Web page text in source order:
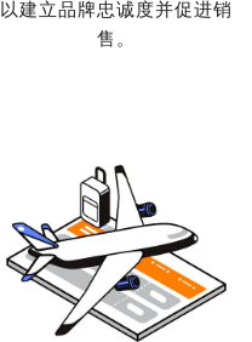
以建立品牌忠诚度并促进销
售。